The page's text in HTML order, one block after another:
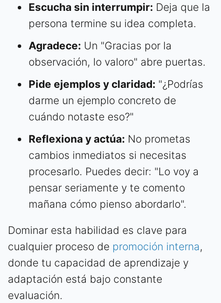
Escucha sin interrumpir: Deja que la
persona termine su idea completa.
Agradece: Un "Gracias por la
observación, lo valoro" abre puertas.
Pide ejemplos y claridad: "¿Podrías
darme un ejemplo concreto de
cuándo notaste eso?"
Reflexiona y actúa: No prometas
cambios inmediatos si necesitas
procesarlo. Puedes decir: "Lo voy a
pensar seriamente y te comento
mañana cómo pienso abordarlo".
Dominar esta habilidad es clave para
cualquier proceso de promoción interna,
donde tu capacidad de aprendizaje y
adaptación está bajo constante
evaluación.